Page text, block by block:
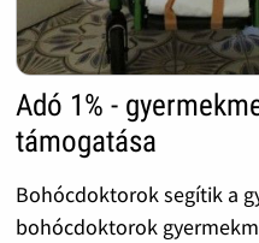
Adó 1% -
támogatása
Bohócdoktorok segítik a
bohócdoktorok